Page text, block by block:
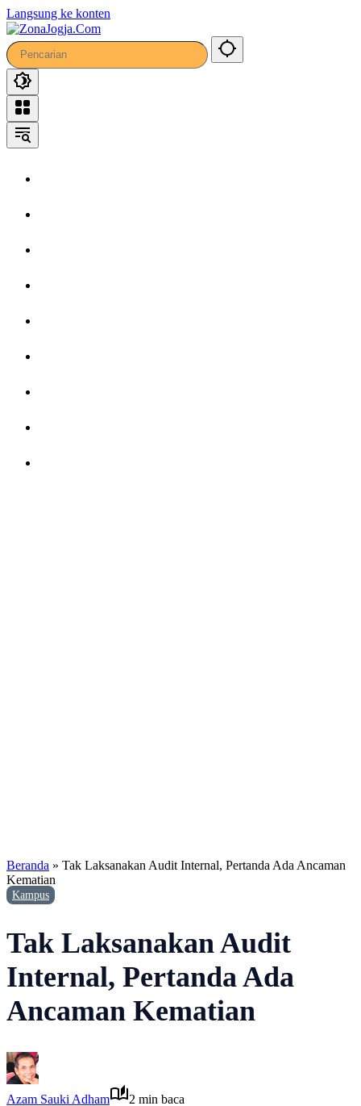
Langsung ke konten
Beranda » Tak Laksanakan Audit Internal, Pertanda Ada Ancaman
Kematian
Kampus
Tak Laksanakan Audit
Internal, Pertanda Ada
Ancaman Kematian
Azam Sauki Adham
2 min baca